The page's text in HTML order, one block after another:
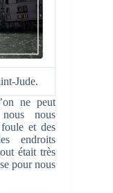
Jude.
ne peut
nous
et des
endroits
était très
pour nous